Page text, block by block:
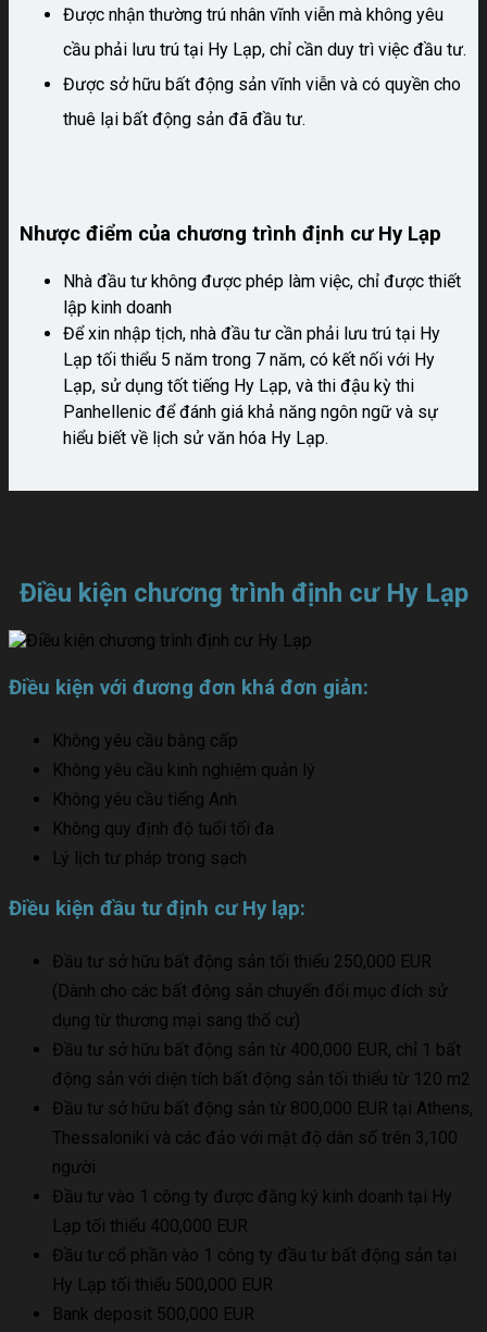
Được nhận thường trú nhân vĩnh viễn mà không yêu
cầu phải lưu trú tại Hy Lạp, chỉ cần duy trì việc đầu tư.
Được sở hữu bất động sản vĩnh viễn và có quyền cho
thuê lại bất động sản đã đầu tư.
Nhược điểm của chương trình định cư Hy Lạp
Nhà đầu tư không được phép làm việc, chỉ được thiết
lập kinh doanh
Để xin nhập tịch, nhà đầu tư cần phải lưu trú tại Hy
Lạp tối thiểu 5 năm trong 7 năm, có kết nối với Hy
Lạp, sử dụng tốt tiếng Hy Lạp, và thi đậu kỳ thi
Panhellenic để đánh giá khả năng ngôn ngữ và sự
hiểu biết về lịch sử văn hóa Hy Lạp.
Điều kiện chương trình định cư Hy Lạp
Điều kiện với đương đơn khá đơn giản:
Không yêu cầu bằng cấp
Không yêu cầu kinh nghiệm quản lý
Không yêu cầu tiếng Anh
Không quy định độ tuổi tối đa
Lý lịch tư pháp trong sạch
Điều kiện đầu tư định cư Hy lạp:
Đầu tư sở hữu bất động sản tối thiểu 250,000 EUR
(Dành cho các bất động sản chuyển đổi mục đích sử
dụng từ thương mại sang thổ cư)
Đầu tư sở hữu bất động sản từ 400,000 EUR, chỉ 1 bất
động sản với diện tích bất động sản tối thiểu từ 120 m2
Đầu tư sở hữu bất động sản từ 800,000 EUR tại Athens,
Thessaloniki và các đảo với mật độ dân số trên 3,100
người
Đầu tư vào 1 công ty được đăng ký kinh doanh tại Hy
Lạp tối thiểu 400,000 EUR
Đầu tư cổ phần vào 1 công ty đầu tư bất động sản tại
Hy Lạp tối thiểu 500,000 EUR
Bank deposit 500,000 EUR